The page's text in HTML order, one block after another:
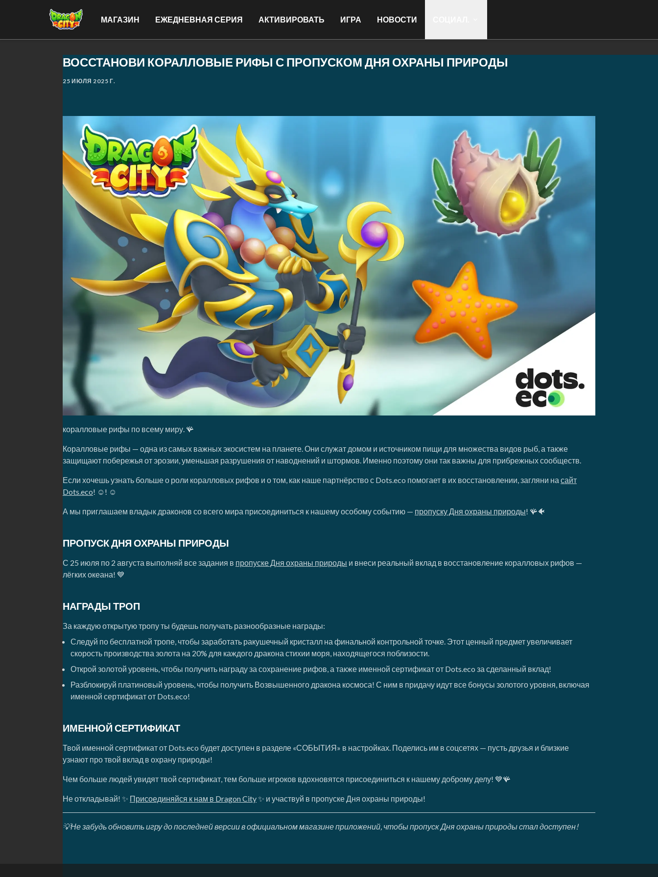
МАГАЗИН ЕЖЕДНЕВНАЯ СЕРИЯ АКТИВИРОВАТЬ ИГРА НОВОСТИ
ВОССТАНОВИ КОРАЛЛОВЫЕ РИФЫ С ПРОПУСКОМ ДНЯ ОХРАНЫ ПРИРОДЫ
25 ИЮЛЯ 2025 Г.
коралловые рифы по всему миру. 🪸
Коралловые рифы — одна из самых важных экосистем на планете. Они служат домом и источником пищи для множества видов рыб, а также
защищают побережья от эрозии, уменьшая разрушения от наводнений и штормов. Именно поэтому они так важны для прибрежных сообществ.
Если хочешь узнать больше о роли коралловых рифов и о том, как наше партнёрство с Dots.eco помогает в их восстановлении, загляни на сайт
Dots.eco! ☺️! ☺️
А мы приглашаем владык драконов со всего мира присоединиться к нашему особому событию — пропуску Дня охраны природы! 🪸🐠
ПРОПУСК ДНЯ ОХРАНЫ ПРИРОДЫ
С 25 июля по 2 августа выполняй все задания в пропуске Дня охраны природы и внеси реальный вклад в восстановление коралловых рифов —
лёгких океана! 💙
НАГРАДЫ ТРОП
За каждую открытую тропу ты будешь получать разнообразные награды:
Следуй по бесплатной тропе, чтобы заработать ракушечный кристалл на финальной контрольной точке. Этот ценный предмет увеличивает
скорость производства золота на 20% для каждого дракона стихии моря, находящегося поблизости.
Открой золотой уровень, чтобы получить награду за сохранение рифов, а также именной сертификат от Dots.eco за сделанный вклад!
Разблокируй платиновый уровень, чтобы получить Возвышенного дракона космоса! С ним в придачу идут все бонусы золотого уровня, включая
именной сертификат от Dots.eco!
ИМЕННОЙ СЕРТИФИКАТ
Твой именной сертификат от Dots.eco будет доступен в разделе «СОБЫТИЯ» в настройках. Поделись им в соцсетях — пусть друзья и близкие
узнают про твой вклад в охрану природы!
Чем больше людей увидят твой сертификат, тем больше игроков вдохновятся присоединиться к нашему доброму делу! 💙🪸
Не откладывай! ✨ Присоединяйся к нам в Dragon City✨ и участвуй в пропуске Дня охраны природы!
💡Не забудь обновить игру до последней версии в официальном магазине приложений, чтобы пропуск Дня охраны природы стал доступен!